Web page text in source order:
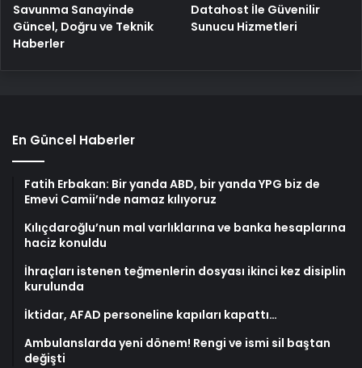
Savunma Sanayinde
Güncel, Doğru ve Teknik
Haberler
Datahost İle Güvenilir
Sunucu Hizmetleri
En Güncel Haberler
Fatih Erbakan: Bir yanda ABD, bir yanda YPG biz de
Emevi Camii’nde namaz kılıyoruz
Kılıçdaroğlu’nun mal varlıklarına ve banka hesaplarına
haciz konuldu
İhraçları istenen teğmenlerin dosyası ikinci kez disiplin
kurulunda
İktidar, AFAD personeline kapıları kapattı…
Ambulanslarda yeni dönem! Rengi ve ismi sil baştan
değişti